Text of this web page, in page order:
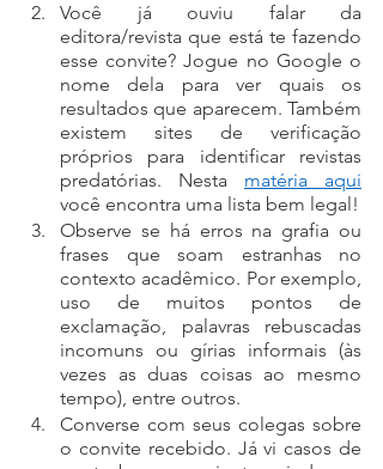
Você já ouviu falar da
editora/revista que está te fazendo
esse convite? Jogue no Google o
nome dela para ver quais os
resultados que aparecem. Também
existem sites de verificação
próprios para identificar revistas
predatórias. Nesta matéria aqui
você encontra uma lista bem legal!
Observe se há erros na grafia ou
frases que soam estranhas no
contexto acadêmico. Por exemplo,
uso de muitos pontos de
exclamação, palavras rebuscadas
incomuns ou gírias informais (às
vezes as duas coisas ao mesmo
tempo), entre outros.
Converse com seus colegas sobre
o convite recebido. Já vi casos de